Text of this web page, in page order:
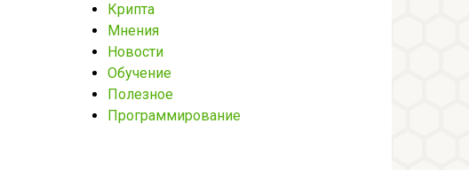
Крипта
Мнения
Новости
Обучение
Полезное
Программирование